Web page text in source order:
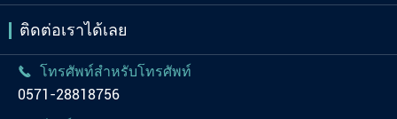
ติดต่อเราได้เลย

โทรศัพท์สำหรับโทรศัพท์
0571-28818756